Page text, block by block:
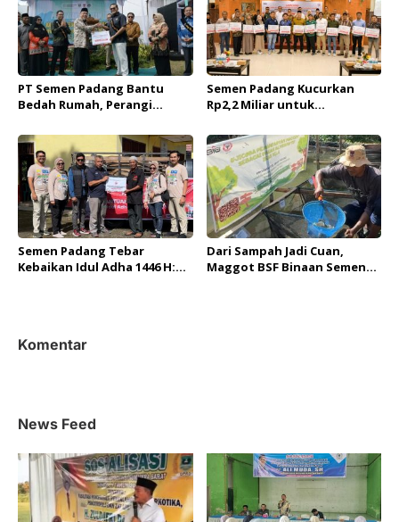
PT Semen Padang Bantu
Bedah Rumah, Perangi
Terdekat
Semen Padang Kucurkan
Rp2,2 Miliar untuk
4.400 Warga Siap Terima
Manfaat!
Semen Padang Tebar
Kebaikan Idul Adha 1446 H:
Dari Sampah Jadi Cuan,
Maggot BSF Binaan Semen
Komentar
News Feed